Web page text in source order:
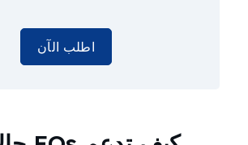
اطلب الآن